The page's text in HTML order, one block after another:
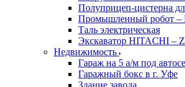
Полуприцеп-цистерна
Промышленный робот –
Таль электрическая
Экскаватор HITACHI –
Недвижимость
Гараж на 5 а/м под
Гаражный бокс в г. Уфе
Здание завода